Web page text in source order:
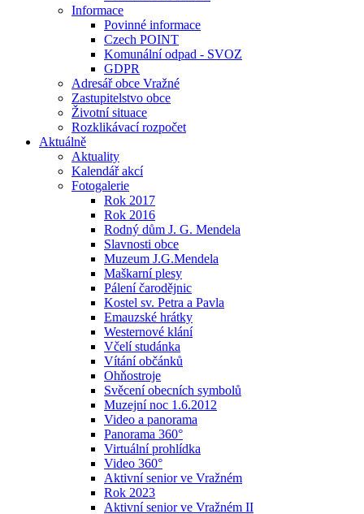
Informace
Povinné informace
Czech POINT
Komunální odpad - SVOZ
GDPR
Adresář obce Vražné
Zastupitelstvo obce
Životní situace
Rozklikávací rozpočet
Aktuálně
Aktuality
Kalendář akcí
Fotogalerie
Rok 2017
Rok 2016
Rodný dům J. G. Mendela
Slavnosti obce
Muzeum J.G.Mendela
Maškarní plesy
Pálení čarodějnic
Kostel sv. Petra a Pavla
Emauzské hrátky
Westernové klání
Včelí studánka
Vítání občánků
Ohňostroje
Svěcení obecních symbolů
Muzejní noc 1.6.2012
Video a panorama
Panorama 360°
Virtuální prohlídka
Video 360°
Aktivní senior ve Vražném
Rok 2023
Aktivní senior ve Vražném II